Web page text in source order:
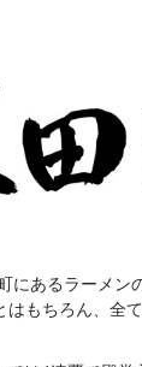
あるラーメンの
もちろん、全